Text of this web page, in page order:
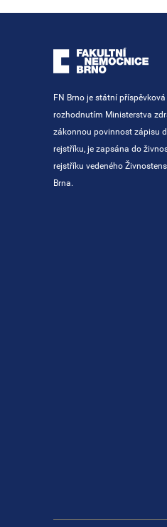
FN Brno je státní
rozhodnutím Ministerstva
zákonnou povinnost zápisu
rejstříku, je zapsána do
rejstříku vedeného
Brna.